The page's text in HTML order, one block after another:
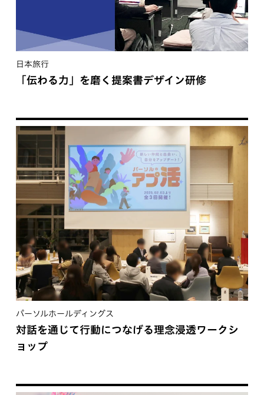
日本旅行
「伝わる力」を磨く提案書デザイン研修
パーソルホールディングス
対話を通じて行動につなげる理念浸透ワークシ
ョップ